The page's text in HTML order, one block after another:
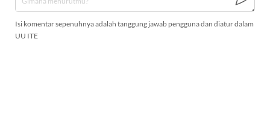
Isi komentar sepenuhnya adalah tanggung jawab pengguna dan diatur dalam
UU ITE